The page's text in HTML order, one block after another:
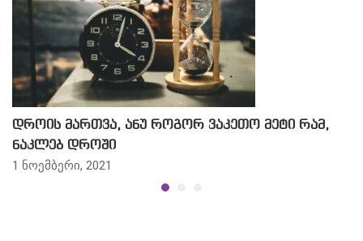
დროის მართვა, ანუ როგორ ვაკეთო მეტი რამ,
ნაკლებ დროში
1 ნოემბერი, 2021